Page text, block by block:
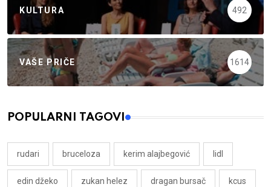
KULTURA 492
VAŠE PRIČE 1614
POPULARNI TAGOVI
rudari bruceloza kerim alajbegović lidl
edin džeko zukan helez dragan bursač kcus